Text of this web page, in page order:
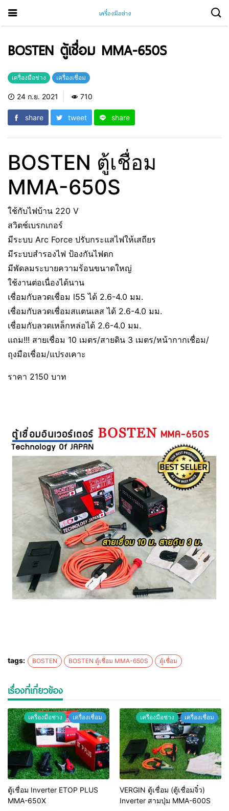
BOSTEN ตู้เชื่อม MMA-650S
เครื่องมือช่าง เครื่องเชื่อม
24 ก.ย. 2021 710
share tweet share
BOSTEN ตู้เชื่อม
MMA-650S
ใช้กับไฟบ้าน 220 V
สวิตช์เบรกเกอร์
มีระบบ Arc Force ปรับกระแสไฟให้เสถียร
มีระบบสำรองไฟ ป้องกันไฟตก
มีพัดลมระบายความร้อนขนาดใหญ่
ใช้งานต่อเนื่องได้นาน
เชื่อมกับลวดเชื่อม l55 ได้ 2.6-4.0 มม.
เชื่อมกับลวดเชื่อมสเเตนเลส ได้ 2.6-4.0 มม.
เชื่อมกับลวดเหล็กหล่อได้ 2.6-4.0 มม.
แถม!!! สายเชื่อม 10 เมตร/สายดิน 3 เมตร/หน้ากากเชื่อม/
ถุงมือเชื่อม/แปรงเคาะ
ราคา 2150 บาท
tags: BOSTEN BOSTEN ตู้เชื่อม MMA-650S ตู้เชื่อม
เรื่องที่เกี่ยวข้อง
เครื่องมือช่าง เครื่องเชื่อม
ตู้เชื่อม Inverter ETOP PLUS
MMA-650X
เครื่องมือช่าง เครื่องเชื่อม
VERGIN ตู้เชื่อม (ตู้เชื่อมจิ๋ว)
Inverter สามปุ่ม MMA-600S